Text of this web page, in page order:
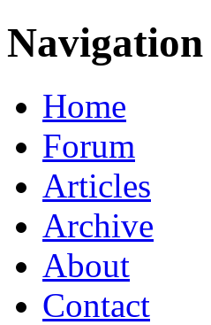
Navigation
Home
Forum
Articles
Archive
About
Contact